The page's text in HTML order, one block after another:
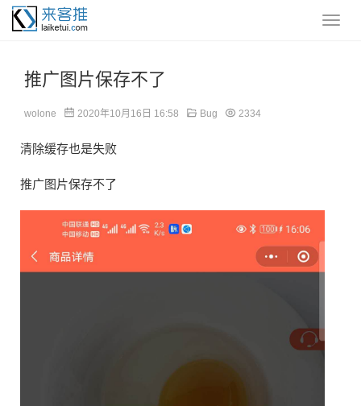
推广图片保存不了
wolone 2020年10月16日 16:58 Bug 2334
清除缓存也是失败
推广图片保存不了